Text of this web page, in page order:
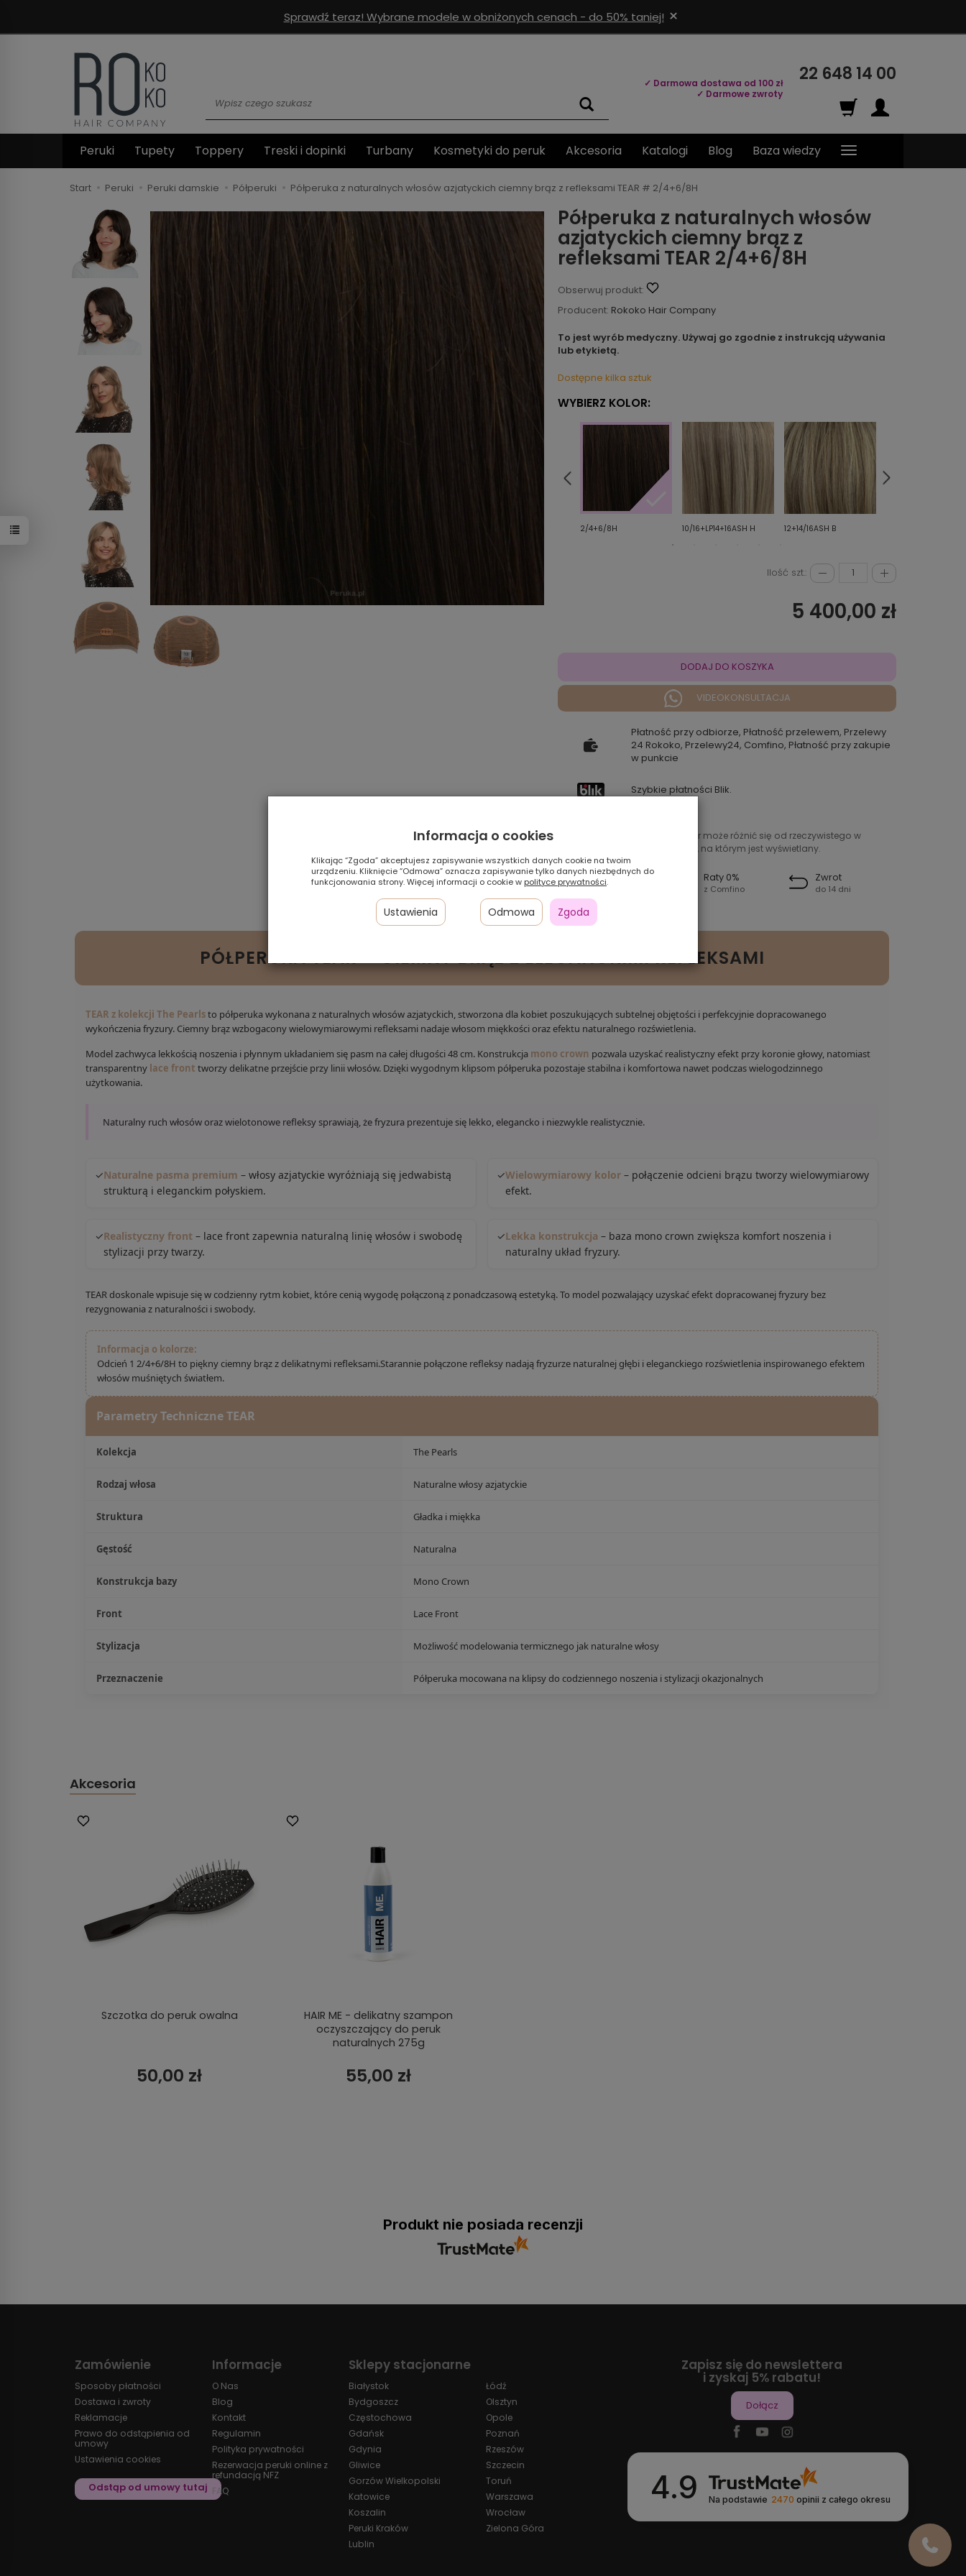
Sprawdź teraz! Wybrane modele w obniżonych cenach - do 50% taniej! ×
✓ Darmowa dostawa od 100 zł
✓ Darmowe zwroty
22 648 14 00
Peruki Tupety Toppery Treski i dopinki Turbany Kosmetyki do peruk Akcesoria Katalogi Blog Baza wiedzy
Start Peruki Peruki damskie Półperuki Półperuka z naturalnych włosów azjatyckich ciemny brąz z refleksami TEAR # 2/4+6/8H
Półperuka z naturalnych włosów
azjatyckich ciemny brąz z
refleksami TEAR 2/4+6/8H
Obserwuj produkt:
Producent: Rokoko Hair Company
To jest wyrób medyczny. Używaj go zgodnie z instrukcją używania
lub etykietą.
Dostępne kilka sztuk
WYBIERZ KOLOR:
2/4+6/8H 10/16+LP14+16ASH H 12+14/16ASH B
Ilość szt.:
5 400,00 zł
DODAJ DO KOSZYKA
VIDEOKONSULTACJA
Płatność przy odbiorze, Płatność przelewem, Przelewy
24 Rokoko, Przelewy24, Comfino, Płatność przy zakupie
w punkcie
Szybkie płatności Blik.
Pamiętaj, że prezentowany kolor może różnić się od rzeczywistego w
zależności od ustawień sprzętu, na którym jest wyświetlany.
Szybka
dostawa
Raty 0%
z Comfino
Zwrot
do 14 dni
PÓŁPERUKA TEAR – CIEMNY BRĄZ Z ELEGANCKIMI REFLEKSAMI
TEAR z kolekcji The Pearlsto półperuka wykonana z naturalnych włosów azjatyckich, stworzona dla kobiet poszukujących subtelnej objętości i perfekcyjnie dopracowanego
wykończenia fryzury. Ciemny brąz wzbogacony wielowymiarowymi refleksami nadaje włosom miękkości oraz efektu naturalnego rozświetlenia.
Model zachwyca lekkością noszenia i płynnym układaniem się pasm na całej długości 48 cm. Konstrukcja mono crown pozwala uzyskać realistyczny efekt przy koronie głowy, natomiast
transparentny lace front tworzy delikatne przejście przy linii włosów. Dzięki wygodnym klipsom półperuka pozostaje stabilna i komfortowa nawet podczas wielogodzinnego
użytkowania.
Naturalny ruch włosów oraz wielotonowe refleksy sprawiają, że fryzura prezentuje się lekko, elegancko i niezwykle realistycznie.
✓Naturalne pasma premium – włosy azjatyckie wyróżniają się jedwabistą
strukturą i eleganckim połyskiem.
✓Wielowymiarowy kolor – połączenie odcieni brązu tworzy wielowymiarowy
efekt.
✓Realistyczny front – lace front zapewnia naturalną linię włosów i swobodę
stylizacji przy twarzy.
✓Lekka konstrukcja – baza mono crown zwiększa komfort noszenia i
naturalny układ fryzury.
TEAR doskonale wpisuje się w codzienny rytm kobiet, które cenią wygodę połączoną z ponadczasową estetyką. To model pozwalający uzyskać efekt dopracowanej fryzury bez
rezygnowania z naturalności i swobody.
Informacja o kolorze:
Odcień 1 2/4+6/8H to piękny ciemny brąz z delikatnymi refleksami.Starannie połączone refleksy nadają fryzurze naturalnej głębi i eleganckiego rozświetlenia inspirowanego efektem
włosów muśniętych światłem.
Parametry Techniczne TEAR
Kolekcja The Pearls
Rodzaj włosa Naturalne włosy azjatyckie
Struktura Gładka i miękka
Gęstość Naturalna
Konstrukcja bazy Mono Crown
Front Lace Front
Stylizacja Możliwość modelowania termicznego jak naturalne włosy
Przeznaczenie Półperuka mocowana na klipsy do codziennego noszenia i stylizacji okazjonalnych
Akcesoria
Szczotka do peruk owalna
50,00 zł
HAIR ME - delikatny szampon
oczyszczający do peruk
naturalnych 275g
55,00 zł
Produkt nie posiada recenzji
Zamówienie
Sposoby płatności
Dostawa i zwroty
Reklamacje
Prawo do odstąpienia od
umowy
Ustawienia cookies
Informacje
O Nas
Blog
Kontakt
Regulamin
Polityka prywatności
Rezerwacja peruki online z
refundacją NFZ
FAQ
Sklepy stacjonarne
Białystok
Bydgoszcz
Częstochowa
Gdańsk
Gdynia
Gliwice
Gorzów Wielkopolski
Katowice
Koszalin
Peruki Kraków
Lublin
Łódź
Olsztyn
Opole
Poznań
Rzeszów
Szczecin
Toruń
Warszawa
Wrocław
Zielona Góra
Zapisz się do newslettera
i zyskaj 5% rabatu!
Dołącz
4.9 Na podstawie 2470 opinii z całego okresu
Informacja o cookies
Klikając “Zgoda” akceptujesz zapisywanie wszystkich danych cookie na twoim
urządzeniu. Kliknięcie “Odmowa” oznacza zapisywanie tylko danych niezbędnych do
funkcjonowania strony. Więcej informacji o cookie w polityce prywatności.
Ustawienia Odmowa Zgoda